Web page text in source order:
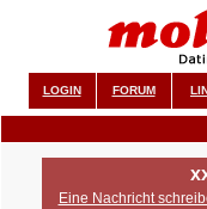
LOGIN FORUM
Eine Nachricht